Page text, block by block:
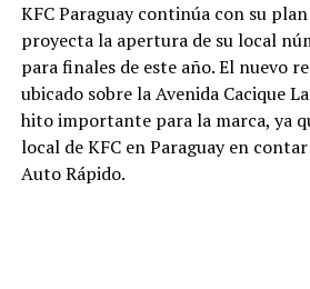
KFC Paraguay continúa con su
proyecta la apertura de su local
para finales de este año. El nuevo
ubicado sobre la Avenida Cacique
hito importante para la marca, ya
local de KFC en Paraguay en
Auto Rápido.